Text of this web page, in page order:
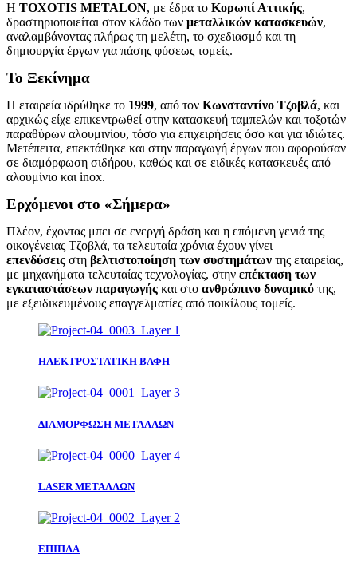
Η TOXOTIS METALON, με έδρα το Κορωπί Αττικής,
δραστηριοποιείται στον κλάδο των μεταλλικών κατασκευών,
αναλαμβάνοντας πλήρως τη μελέτη, το σχεδιασμό και τη
δημιουργία έργων για πάσης φύσεως τομείς.
Το Ξεκίνημα
Η εταιρεία ιδρύθηκε το 1999, από τον Κωνσταντίνο Τζοβλά, και
αρχικώς είχε επικεντρωθεί στην κατασκευή ταμπελών και τοξοτών
παραθύρων αλουμινίου, τόσο για επιχειρήσεις όσο και για ιδιώτες.
Μετέπειτα, επεκτάθηκε και στην παραγωγή έργων που αφορούσαν
σε διαμόρφωση σιδήρου, καθώς και σε ειδικές κατασκευές από
αλουμίνιο και inox.
Ερχόμενοι στο «Σήμερα»
Πλέον, έχοντας μπει σε ενεργή δράση και η επόμενη γενιά της
οικογένειας Τζοβλά, τα τελευταία χρόνια έχουν γίνει
επενδύσεις στη βελτιστοποίηση των συστημάτων της εταιρείας,
με μηχανήματα τελευταίας τεχνολογίας, στην επέκταση των
εγκαταστάσεων παραγωγής και στο ανθρώπινο δυναμικό της,
με εξειδικευμένους επαγγελματίες από ποικίλους τομείς.
ΗΛΕΚΤΡΟΣΤΑΤΙΚΗ ΒΑΦΗ
ΔΙΑΜΟΡΦΩΣΗ ΜΕΤΑΛΛΩΝ
LASER ΜΕΤΑΛΛΩΝ
ΕΠΙΠΛΑ